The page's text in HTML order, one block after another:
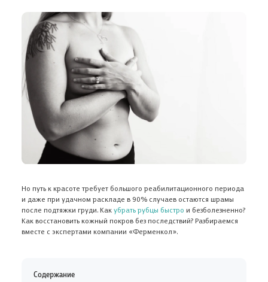
Но путь к красоте требует большого реабилитационного периода
и даже при удачном раскладе в 90% случаев остаются шрамы
после подтяжки груди. Какубрать рубцы быстро и безболезненно?
Как восстановить кожный покров без последствий? Разбираемся
вместе с экспертами компании «Ферменкол».
Содержание